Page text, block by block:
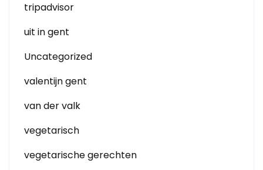
tripadvisor
uit in gent
Uncategorized
valentijn gent
van der valk
vegetarisch
vegetarische gerechten